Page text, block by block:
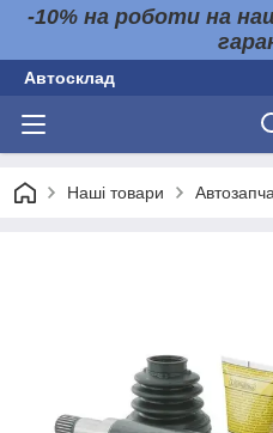
-10% на роботи на
Автосклад
Наші товари